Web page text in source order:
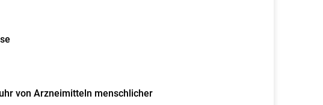
von Arzneimitteln menschlicher